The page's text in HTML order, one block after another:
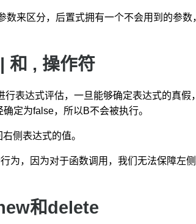
数来区分，后置式拥有一个不会用到的参
和 , 操作符
行表达式评估，一旦能够确定表达式的真假
定为false，所以B不会被执行。
侧表达式的值。
为，因为对于函数调用，我们无法保障左
和delete